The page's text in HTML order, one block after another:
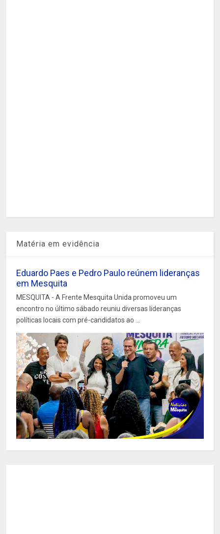
Matéria em evidência
Eduardo Paes e Pedro Paulo reúnem lideranças
em Mesquita
MESQUITA - A Frente Mesquita Unida promoveu um
encontro no último sábado reuniu diversas lideranças
políticas locais com pré-candidatos ao ...